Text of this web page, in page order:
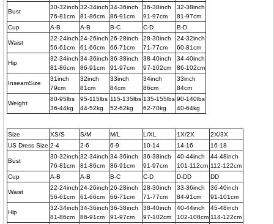
Bust
30-32inch
76-81cm
32-34inch
81-86cm
34-36inch
86-91cm
36-38inch
91-97cm
32-38inch
81-97cm
Cup
A-B A-B B-C C-D B-D
Waist
22-24inch
56-61cm
24-26inch
61-66cm
26-28inch
66-71cm
28-30inch
71-77cm
24-32inch
60-81cm
Hip
32-34inch
81-86cm
34-36inch
86-91cm
36-38inch
91-97cm
38-40inch
97-102cm
34-40inch
86-102cm
InseamSize
31inch
79cm
32inch
81cm
33inch
84cm
34inch
86cm
33inch
84cm
Weight
80-95lbs
36-44kg
95-115lbs
44-52kg
115-135lbs
52-62kg
135-155lbs
62-70kg
90-140lbs
40-64kg
Size XS/S S/M M/L L/XL 1X/2X
2X/3X
US Dress Size 2-4 2-6 6-9 10-14 14-16 16-18
Bust
30-32inch
76-81cm
32-34inch
81-86cm
34-36inch
86-91cm
36-38inch
91-97cm
40-44inch
101-112cm
44-48inch
112-122cm
Cup
A-B A-B B-C C-D D-DD DD
Waist
22-24inch
56-61cm
24-26inch
61-66cm
26-28inch
66-71cm
28-30inch
71-77cm
33-36inch
84-91cm
36-40inch
91-101cm
Hip
32-34inch
81-86cm
34-36inch
86-91cm
36-38inch
91-97cm
38-40inch
97-102cm
40-44inch
102-108cm
45-48inch
114-122cm